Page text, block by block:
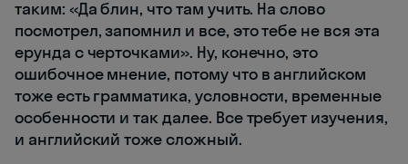
таким: «Да блин, что там учить. На слово
посмотрел, запомнил и все, это тебе не вся эта
ерунда с черточками». Ну, конечно, это
ошибочное мнение, потому что в английском
тоже есть грамматика, условности, временные
особенности и так далее. Все требует изучения,
и английский тоже сложный.